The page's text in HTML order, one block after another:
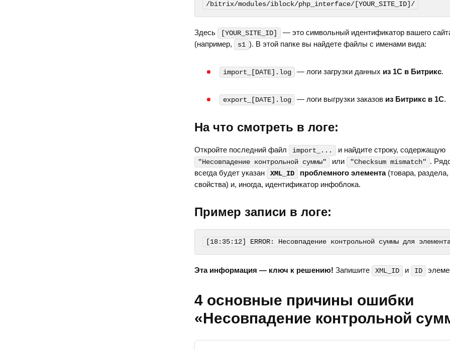
/bitrix/modules/iblock/php_interface/[YOUR_SITE_ID]/
Здесь [YOUR_SITE_ID]
— это символьный идентификатор вашего
(например,
s1 ). В этой папке вы найдете файлы с именами вида:
import_[DATE].log — логи загрузки данных из 1С в Битрикс.
export_[DATE].log — логи выгрузки заказов из Битрикс в 1С.
На что смотреть в логе:
Откройте последний файл import_... и найдите строку, содержащую
"Несовпадение контрольной суммы" или "Checksum mismatch" .
всегда будет указан
XML_ID проблемного элемента(товара, раздела,
свойства) и, иногда, идентификатор инфоблока.
Пример записи в логе:
[18:35:12] ERROR: Несовпадение контрольной суммы для
Эта информация — ключ к решению! Запишите XML_ID и ID
4 основные причины ошибки
«Несовпадение контрольной